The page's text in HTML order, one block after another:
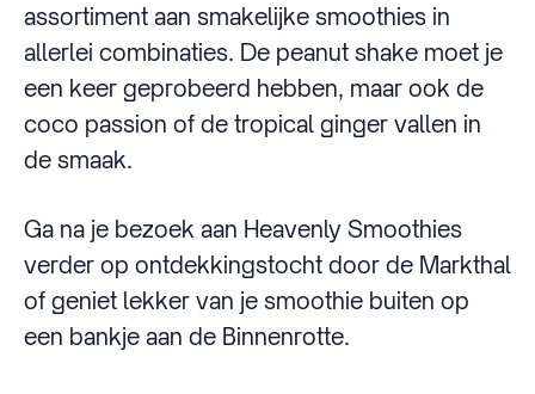
assortiment aan smakelijke smoothies in
allerlei combinaties. De peanut shake moet je
een keer geprobeerd hebben, maar ook de
coco passion of de tropical ginger vallen in
de smaak.
Ga na je bezoek aan Heavenly Smoothies
verder op ontdekkingstocht door de Markthal
of geniet lekker van je smoothie buiten op
een bankje aan de Binnenrotte.